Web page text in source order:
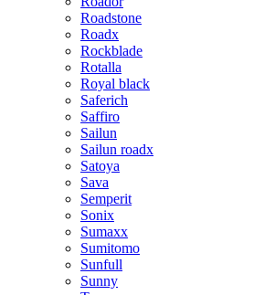
Roadstone
Roadx
Rockblade
Rotalla
Royal black
Saferich
Saffiro
Sailun
Sailun roadx
Satoya
Sava
Semperit
Sonix
Sumaxx
Sumitomo
Sunfull
Sunny